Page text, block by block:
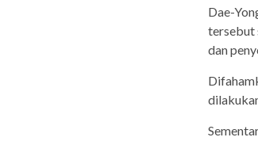
Dae-
tersebut
dan